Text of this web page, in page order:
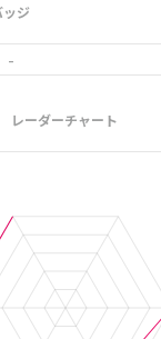
ッジ
-
レーダーチャート